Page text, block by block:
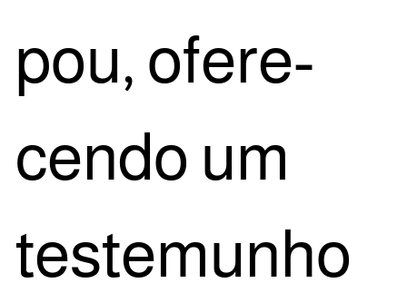
pou, ofe­re­
cen­do um
tes­te­mu­nho